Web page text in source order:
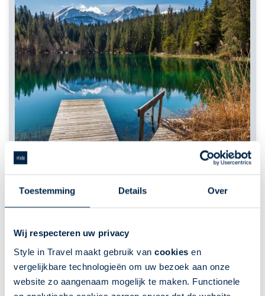
Toestemming Details Over
Wij respecteren uw privacy
Style in Travel maakt gebruik van cookies en
vergelijkbare technologieën om uw bezoek aan onze
website zo aangenaam mogelijk te maken. Functionele